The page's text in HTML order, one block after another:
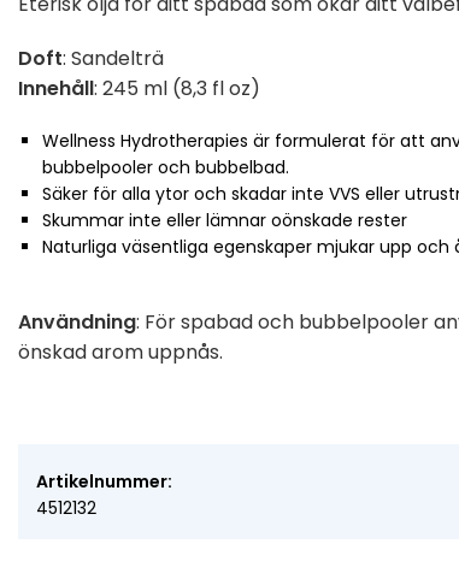
Doft: Sandelträ
Innehåll: 245 ml (8,3 fl oz)
Wellness Hydrotherapies är formulerat för att
bubbelpooler och bubbelbad.
Säker för alla ytor och skadar inte VVS eller
Skummar inte eller lämnar oönskade rester
Naturliga väsentliga egenskaper mjukar upp
Användning: För spabad och bubbelpooler
önskad arom uppnås.
Artikelnummer:
4512132